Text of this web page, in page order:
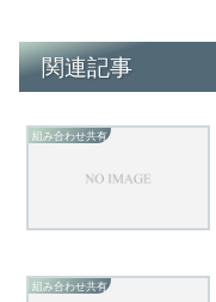
関連記事
組み合わせ共有
組み合わせ共有